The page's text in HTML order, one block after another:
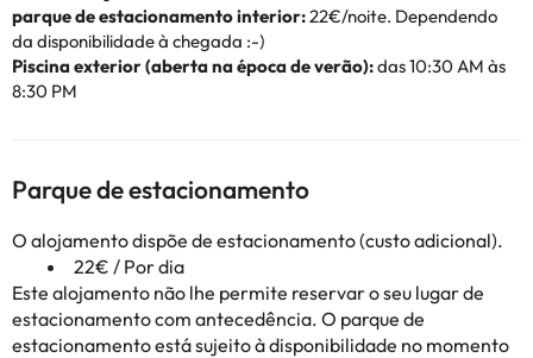
parque de estacionamento interior:22€/noite. Dependendo
da disponibilidade à chegada :-)
Piscina exterior (aberta na época de verão):das 10:30 AM às
8:30 PM
Parque de estacionamento
O alojamento dispõe de estacionamento (custo adicional).
22€ / Por dia
Este alojamento não lhe permite reservar o seu lugar de
estacionamento com antecedência. O parque de
estacionamento está sujeito à disponibilidade no momento